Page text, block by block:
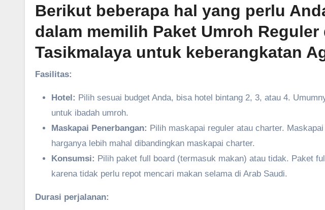
Berikut beberapa hal yang perlu
dalam memilih Paket Umroh Reguler
Tasikmalaya untuk keberangkatan
Fasilitas:
Hotel: Pilih sesuai budget Anda, bisa hotel bintang 2, 3, atau 4.
untuk ibadah umroh.
Maskapai Penerbangan: Pilih maskapai reguler atau charter.
harganya lebih mahal dibandingkan maskapai charter.
Konsumsi: Pilih paket full board (termasuk makan) atau tidak. Paket
karena tidak perlu repot mencari makan selama di Arab Saudi.
Durasi perjalanan: